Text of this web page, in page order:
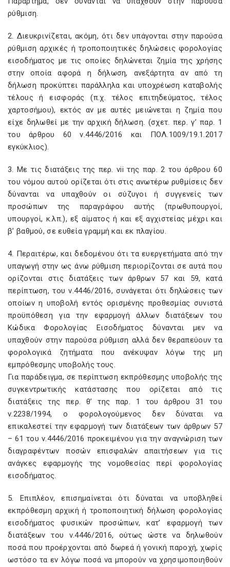
ρύθμιση.
2. Διευκρινίζεται, ακόμη, ότι δεν υπάγονται στην παρούσα
ρύθμιση αρχικές ή τροποποιητικές δηλώσεις φορολογίας
εισοδήματος με τις οποίες δηλώνεται ζημία της χρήσης
στην οποία αφορά η δήλωση, ανεξάρτητα αν από τη
δήλωση προκύπτει παράλληλα και υποχρέωση καταβολής
τέλους ή εισφοράς (π.χ. τέλος επιτηδεύματος, τέλος
χαρτοσήμου), εκτός αν με αυτές μειώνεται η ζημία που
είχε δηλωθεί με την αρχική δήλωση. (σχετ. περ. γ’ παρ. 1
του άρθρου 60 ν.4446/2016 και ΠΟΛ.1009/19.1.2017
εγκύκλιος).
3. Με τις διατάξεις της περ. vii της παρ. 2 του άρθρου 60
του νόμου αυτού ορίζεται ότι στις ανωτέρω ρυθμίσεις δεν
δύνανται να υπαχθούν οι σύζυγοι ή συγγενείς των
προσώπων της παραγράφου αυτής (πρωθυπουργοί,
υπουργοί, κ.λπ.), εξ αίματος ή και εξ αγχιστείας μέχρι και
β’ βαθμού, σε ευθεία γραμμή και εκ πλαγίου.
4. Περαιτέρω, και δεδομένου ότι τα ευεργετήματα από την
υπαγωγή στην ως άνω ρύθμιση περιορίζονται σε αυτά που
ορίζονται στις διατάξεις των άρθρων 57 και 59, κατά
περίπτωση, του ν.4446/2016, συνάγεται ότι δηλώσεις των
οποίων η υποβολή εντός ορισμένης προθεσμίας συνιστά
προϋπόθεση για την εφαρμογή άλλων διατάξεων του
Κώδικα Φορολογίας Εισοδήματος δύνανται μεν να
υπαχθούν στην παρούσα ρύθμιση αλλά δεν θεραπεύουν τα
φορολογικά ζητήματα που ανέκυψαν λόγω της μη
εμπρόθεσμης υποβολής τους.
Για παράδειγμα, σε περίπτωση εκπρόθεσμης υποβολής της
συγκεντρωτικής κατάστασης που ορίζεται από τις
διατάξεις της περ. θ’ της παρ. 1 του άρθρου 31 του
ν.2238/1994, ο φορολογούμενος δεν δύναται να
επικαλεστεί την εφαρμογή των διατάξεων των άρθρων 57
– 61 του ν.4446/2016 προκειμένου για την αναγνώριση των
διαγραφέντων ποσών επισφαλών απαιτήσεων για τις
ανάγκες εφαρμογής της νομοθεσίας περί φορολογίας
εισοδήματος.
5. Επιπλέον, επισημαίνεται ότι δύναται να υποβληθεί
εκπρόθεσμη αρχική ή τροποποιητική δήλωση φορολογίας
εισοδήματος φυσικών προσώπων, κατ’ εφαρμογή των
διατάξεων του ν.4446/2016, ούτως ώστε να δηλωθούν
ποσά που προέρχονται από δωρεά ή γονική παροχή, χωρίς
ωστόσο τα εν λόγω ποσά να μπορούν να χρησιμοποιηθούν